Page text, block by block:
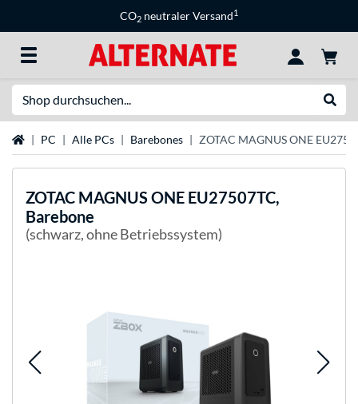
CO2 neutraler Versand1
Startseite
PC Alle PCs Barebones ZOTAC MAGNUS ONE
ZOTAC MAGNUS ONE EU27507TC,
Barebone
(schwarz, ohne Betriebssystem)